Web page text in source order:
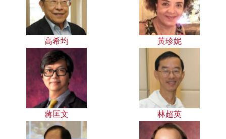
高希均 黃珍妮
蔣匡文 林超英